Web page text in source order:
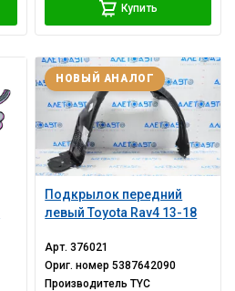
Купить
Подкрылок передний
левый Toyota Rav4 13-18
НОВЫЙ АНАЛОГ
Арт.376021
Ориг. номер5387642090
ПроизводительTYC